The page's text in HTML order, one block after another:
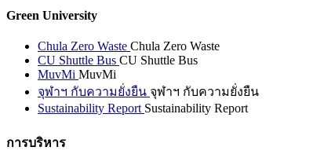
Green University
Chula Zero Waste Chula Zero Waste
CU Shuttle Bus CU Shuttle Bus
MuvMi MuvMi
จุฬาฯ กับความยั่งยืน จุฬาฯ กับความยั่งยืน
Sustainability Report Sustainability Report
การบริหาร